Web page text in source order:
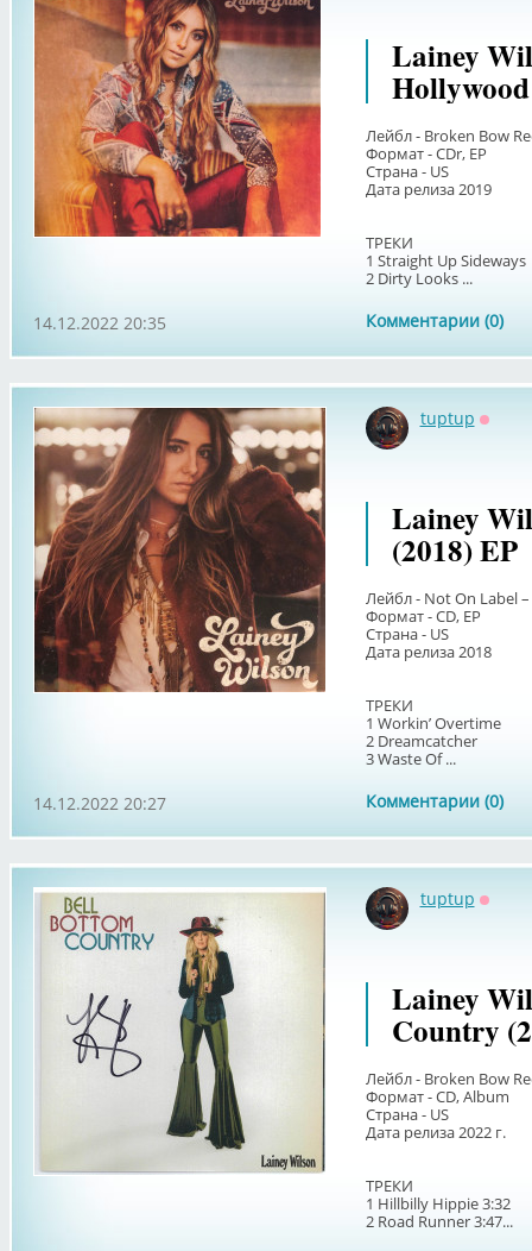
Lainey
Лейбл - Broken Bow
Формат - CDr, EP
Страна - US
Дата релиза 2019
ТРЕКИ
1 Straight Up Sideways
2 Dirty Looks ...
Комментарии (0)
14.12.2022 20:35
tuptup
Lainey
(2018) EP
Лейбл - Not On Label
Формат - CD, EP
Страна - US
Дата релиза 2018
ТРЕКИ
1 Workin’ Overtime
2 Dreamcatcher
3 Waste Of ...
Комментарии (0)
14.12.2022 20:27
tuptup
Lainey
Country
Лейбл - Broken Bow
Формат - CD, Album
Страна - US
Дата релиза 2022 г.
ТРЕКИ
1 Hillbilly Hippie 3:32
2 Road Runner 3:47...